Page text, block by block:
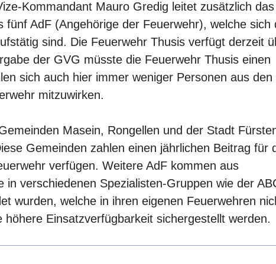
Kommandant Mauro Gredig leitet zusätzlich das
fünf AdF (Angehörige der Feuerwehr), welche sich
sind. Die Feuerwehr Thusis verfügt derzeit
der GVG müsste die Feuerwehr Thusis einen
sich auch hier immer weniger Personen aus den
mitzuwirken.
Masein, Rongellen und der Stadt
Gemeinden zahlen einen jährlichen Beitrag für
verfügen. Weitere AdF kommen aus
in verschiedenen Spezialisten-Gruppen wie der
wurden, welche in ihren eigenen Feuerwehren
Einsatzverfügbarkeit sichergestellt werden.